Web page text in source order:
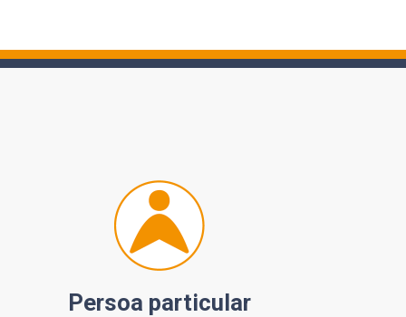
Persoa particular